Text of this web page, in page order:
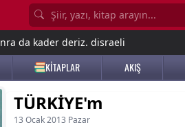
da kader deriz. disraeli
KİTAPLAR AKIŞ
TÜRKİYE'm
13 Ocak 2013 Pazar